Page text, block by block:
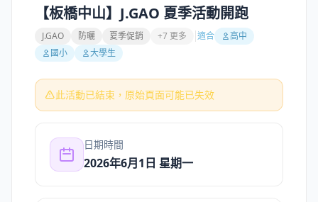
【板橋中山】J.GAO 夏季活動開跑
J.GAO 防曬 夏季促銷 +7 更多 適合
高中
國小
大學生
此活動已結束，原始頁面可能已失效
日期時間
2026年6月1日 星期一